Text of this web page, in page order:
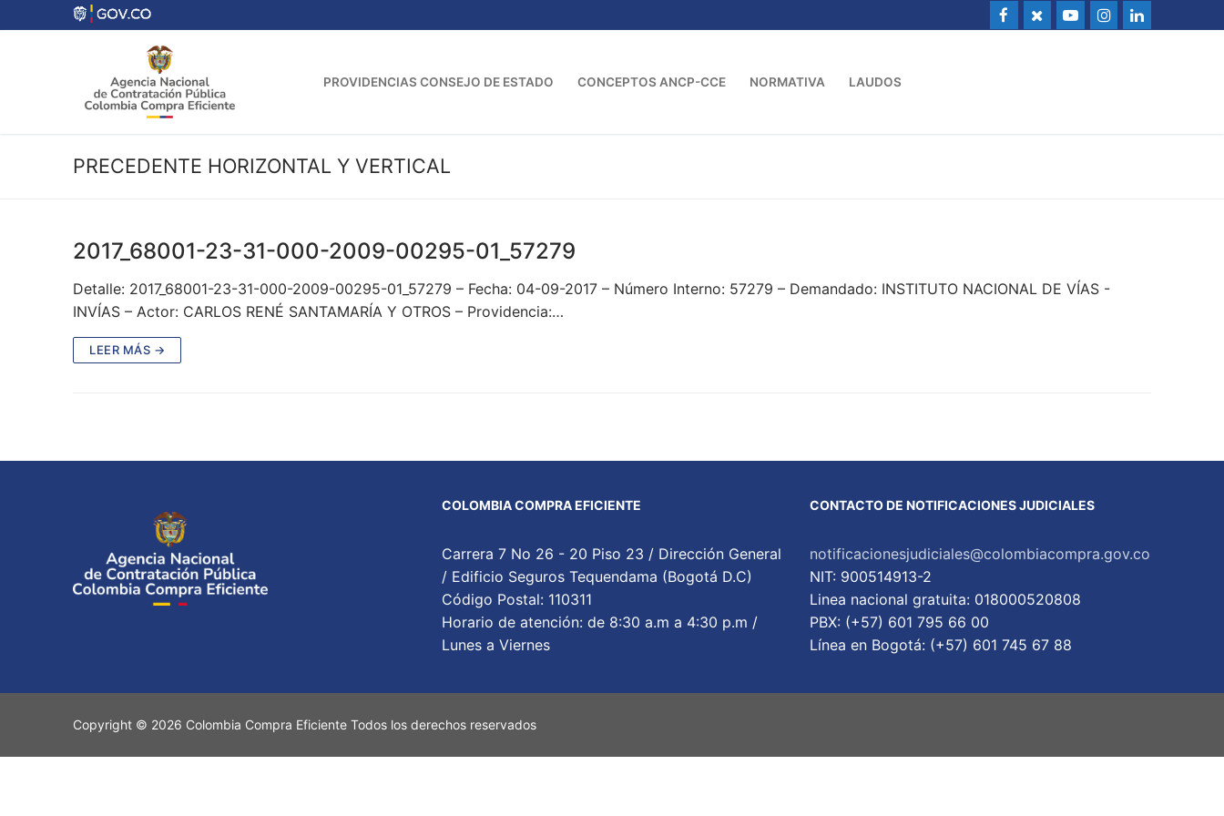
al
PROVIDENCIAS CONSEJO DE ESTADO CONCEPTOS ANCP-CCE NORMATIVA LAUDOS
PRECEDENTE HORIZONTAL Y VERTICAL
2017_68001-23-31-000-2009-00295-01_57279
Detalle: 2017_68001-23-31-000-2009-00295-01_57279 – Fecha: 04-09-2017 – Número Interno: 57279 – Demandado: INSTITUTO NACIONAL DE VÍAS -
INVÍAS – Actor: CARLOS RENÉ SANTAMARÍA Y OTROS – Providencia:…
LEER MÁS →
COLOMBIA COMPRA EFICIENTE
Carrera 7 No 26 - 20 Piso 23 / Dirección General
/ Edificio Seguros Tequendama (Bogotá D.C)
Código Postal: 110311
Horario de atención: de 8:30 a.m a 4:30 p.m /
Lunes a Viernes
CONTACTO DE NOTIFICACIONES JUDICIALES
notificacionesjudiciales@colombiacompra.gov.co
NIT: 900514913-2
Linea nacional gratuita: 018000520808
PBX: (+57) 601 795 66 00
Lí­nea en Bogotá: (+57) 601 745 67 88
Copyright © 2026 Colombia Compra Eficiente Todos los derechos reservados